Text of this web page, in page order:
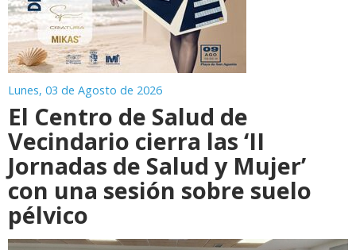
Lunes, 03 de Agosto de 2026
El Centro de Salud de
Vecindario cierra las ‘II
Jornadas de Salud y Mujer’
con una sesión sobre suelo
pélvico